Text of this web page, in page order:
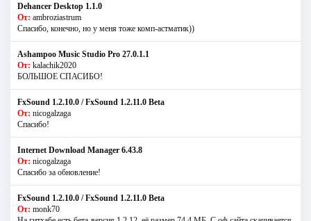
Dehancer Desktop 1.1.0
От: ambroziastrum
Спасибо, конечно, но у меня тоже комп-астматик))
Ashampoo Music Studio Pro 27.0.1.1
От: kalachik2020
БОЛЬШОЕ СПАСИБО!
FxSound 1.2.10.0 / FxSound 1.2.11.0 Beta
От: nicogalzaga
Спасибо!
Internet Download Manager 6.43.8
От: nicogalzaga
Спасибо за обновление!
FxSound 1.2.10.0 / FxSound 1.2.11.0 Beta
От: monk70